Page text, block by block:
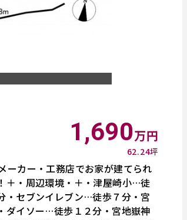
1,690万円
62.24坪
カー・工務店でお家が建てられ
＋・周辺環境・＋・津屋崎小…徒
セブンイレブン…徒歩７分・宮
ダイソー…徒歩１２分・宮地嶽神